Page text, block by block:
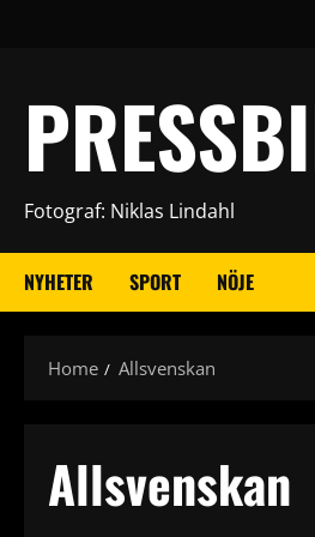
Fotograf: Niklas Lindahl
NYHETER SPORT NÖJE
Home Allsvenskan
Allsvenskan